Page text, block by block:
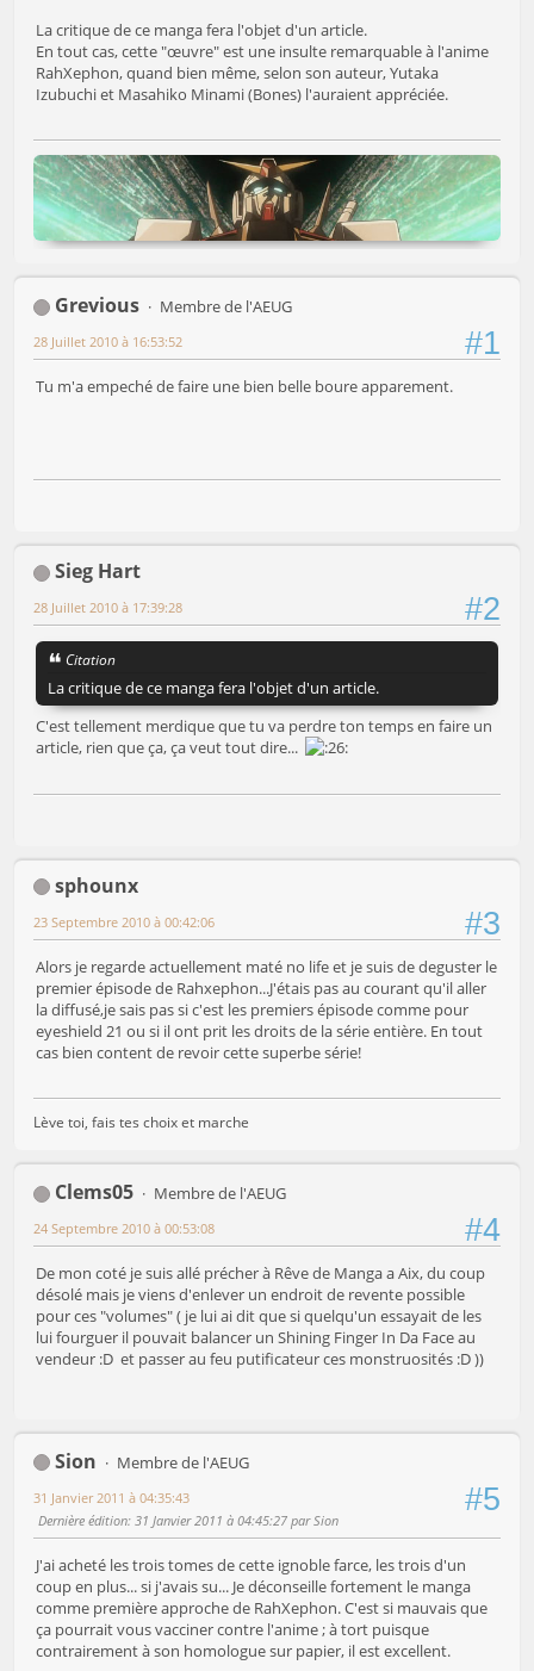
La critique de ce manga fera l'objet d'un article.
En tout cas, cette "œuvre" est une insulte remarquable à l'anime
RahXephon, quand bien même, selon son auteur, Yutaka
Izubuchi et Masahiko Minami (Bones) l'auraient appréciée.
Grevious Membre de l'AEUG
#1
28 Juillet 2010 à 16:53:52
Tu m'a empeché de faire une bien belle boure apparement.
Sieg Hart
#2
28 Juillet 2010 à 17:39:28
Citation
La critique de ce manga fera l'objet d'un article.
C'est tellement merdique que tu va perdre ton temps en faire un
article, rien que ça, ça veut tout dire...
sphounx
#3
23 Septembre 2010 à 00:42:06
Alors je regarde actuellement maté no life et je suis de deguster le
premier épisode de Rahxephon...J'étais pas au courant qu'il aller
la diffusé,je sais pas si c'est les premiers épisode comme pour
eyeshield 21 ou si il ont prit les droits de la série entière. En tout
cas bien content de revoir cette superbe série!
Lève toi, fais tes choix et marche
Clems05 Membre de l'AEUG
#4
24 Septembre 2010 à 00:53:08
De mon coté je suis allé précher à Rêve de Manga a Aix, du coup
désolé mais je viens d'enlever un endroit de revente possible
pour ces "volumes" ( je lui ai dit que si quelqu'un essayait de les
lui fourguer il pouvait balancer un Shining Finger In Da Face au
vendeur :D et passer au feu putificateur ces monstruosités :D ))
Sion Membre de l'AEUG
#5
31 Janvier 2011 à 04:35:43
Dernière édition: 31 Janvier 2011 à 04:45:27 par Sion
J'ai acheté les trois tomes de cette ignoble farce, les trois d'un
coup en plus... si j'avais su... Je déconseille fortement le manga
comme première approche de RahXephon. C'est si mauvais que
ça pourrait vous vacciner contre l'anime ; à tort puisque
contrairement à son homologue sur papier, il est excellent.